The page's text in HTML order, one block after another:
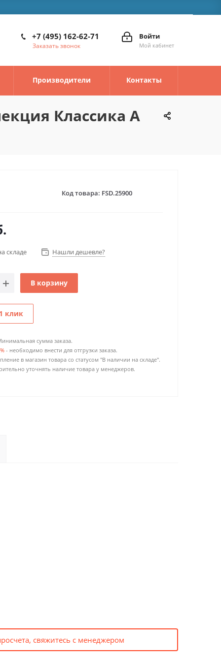
Войти
Мой кабинет
+7 (495) 162-62-71
Заказать звонок
Производители Контакты
Классика А
Код товара: FSD.25900
складе Нашли дешевле?
В корзину
клик
сумма заказа.
- необходимо внести для отгрузки заказа.
в магазин товара со статусом "В наличии на складе".
уточнять наличие товара у менеджеров.
свяжитесь с менеджером